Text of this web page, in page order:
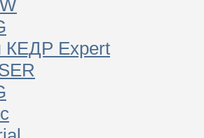
КЕДР Expert